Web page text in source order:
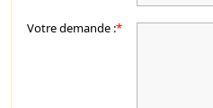
Votre demande :*